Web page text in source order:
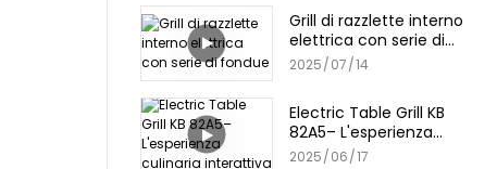
Grill di razzlette interno
elettrica con serie di
fondue
2025 07 14
Electric Table Grill KB
82A5– L'esperienza
culinaria interattiva
2025 06 17